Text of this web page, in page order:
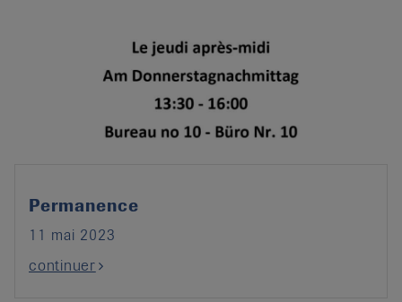
Permanence
11 mai 2023
continuer